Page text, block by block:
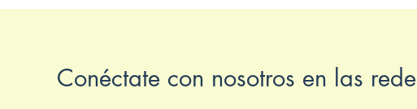
Conéctate con nosotros en las